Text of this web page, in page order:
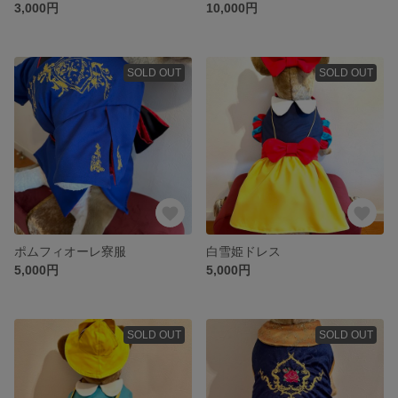
3,000円 10,000円
SOLD OUT
ポムフィオーレ寮服
5,000円
SOLD OUT
白雪姫ドレス
5,000円
SOLD OUT SOLD OUT